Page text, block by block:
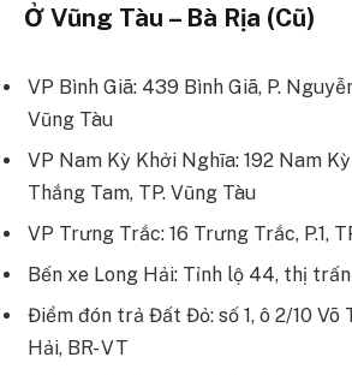
Ở Vũng Tàu – Bà Rịa (Cũ)
VP Bình Giã: 439 Bình Giã, P.
Vũng Tàu
VP Nam Kỳ Khởi Nghĩa: 192 Nam
Thắng Tam, TP. Vũng Tàu
VP Trưng Trắc: 16 Trưng Trắc, P.1,
Bến xe Long Hải: Tỉnh lộ 44, thị trấn
Điểm đón trả Đất Đỏ: số 1, ô 2/10 Võ
Hải, BR- VT